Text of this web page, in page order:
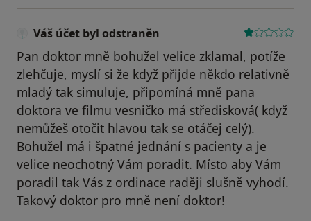
Váš účet byl odstraněn
Pan doktor mně bohužel velice zklamal, potíže
zlehčuje, myslí si že když přijde někdo relativně
mladý tak simuluje, připomíná mně pana
doktora ve filmu vesničko má středisková( když
nemůžeš otočit hlavou tak se otáčej celý).
Bohužel má i špatné jednání s pacienty a je
velice neochotný Vám poradit. Místo aby Vám
poradil tak Vás z ordinace raději slušně vyhodí.
Takový doktor pro mně není doktor!